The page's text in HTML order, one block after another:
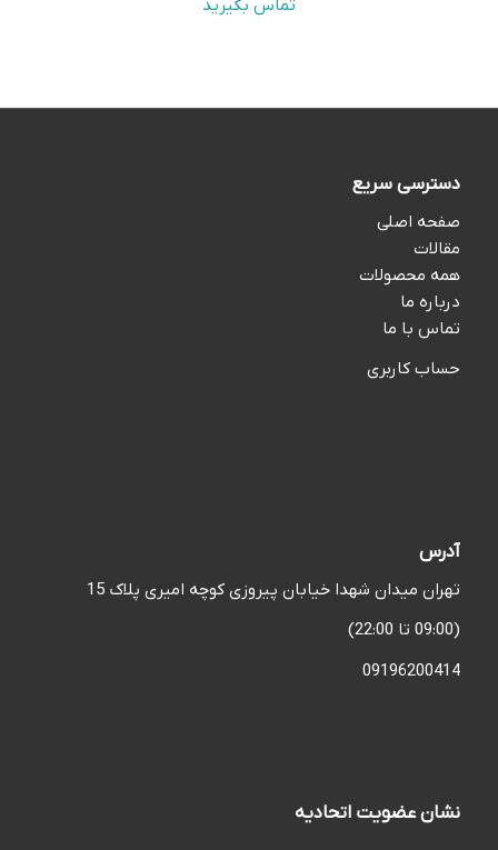
تماس بگیرید
دسترسی سریع
صفحه اصلی
مقالات
همه محصولات
درباره ما
تماس با ما
حساب کاربری
آدرس
تهران میدان شهدا خیابان پیروزی کوچه امیری پلاک 15
(09:00 تا 22:00)
09196200414
نشان عضویت اتحادیه